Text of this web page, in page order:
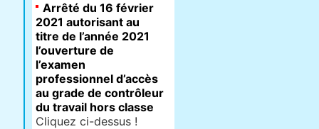
Arrêté du 16 février
2021 autorisant au
titre de l’année 2021
l’ouverture de
l’examen
professionnel d’accès
au grade de contrôleur
du travail hors classe
Cliquez ci-dessus !